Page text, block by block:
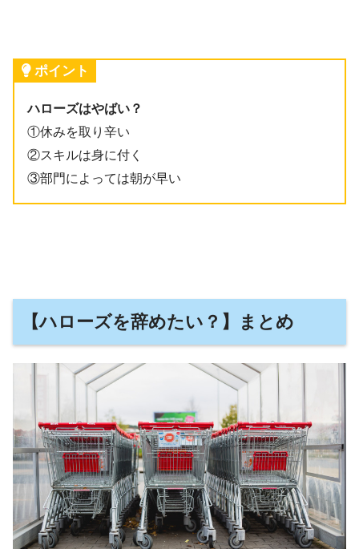
ポイント
ハローズはやばい？
①休みを取り辛い
②スキルは身に付く
③部門によっては朝が早い
【ハローズを辞めたい？】まとめ